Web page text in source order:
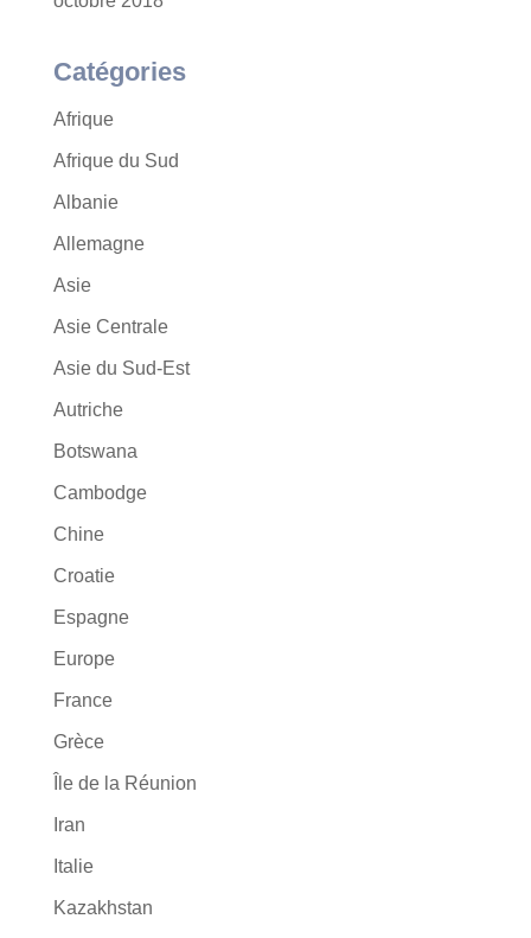
Catégories
Afrique
Afrique du Sud
Albanie
Allemagne
Asie
Asie Centrale
Asie du Sud-Est
Autriche
Botswana
Cambodge
Chine
Croatie
Espagne
Europe
France
Grèce
Île de la Réunion
Iran
Italie
Kazakhstan